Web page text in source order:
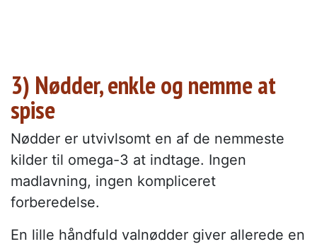
3) Nødder, enkle og nemme at
spise
Nødder er utvivlsomt en af de nemmeste
kilder til omega-3 at indtage. Ingen
madlavning, ingen kompliceret
forberedelse.
En lille håndfuld valnødder giver allerede en